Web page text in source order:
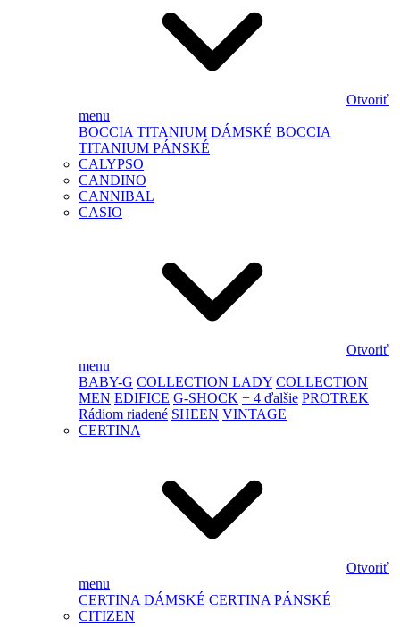
Otvoriť
menu
BOCCIA TITANIUM DÁMSKÉ BOCCIA
TITANIUM PÁNSKÉ
CALYPSO
CANDINO
CANNIBAL
CASIO
Otvoriť
menu
BABY-G COLLECTION LADY COLLECTION
MEN EDIFICE G-SHOCK + 4 ďalšie PROTREK
Rádiom riadené SHEEN VINTAGE
CERTINA
Otvoriť
menu
CERTINA DÁMSKÉ CERTINA PÁNSKÉ
CITIZEN